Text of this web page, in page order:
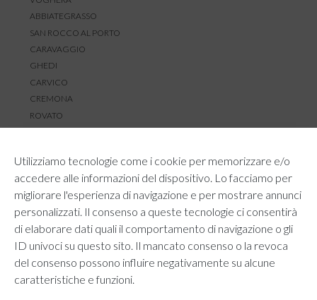
Utilizziamo tecnologie come i cookie per memorizzare e/o
accedere alle informazioni del dispositivo. Lo facciamo per
migliorare l'esperienza di navigazione e per mostrare annunci
personalizzati. Il consenso a queste tecnologie ci consentirà
di elaborare dati quali il comportamento di navigazione o gli
ID univoci su questo sito. Il mancato consenso o la revoca
del consenso possono influire negativamente su alcune
caratteristiche e funzioni.
ABBIATEGRASSO
SAN ROCCO AL PORTO
CARAVAGGIO
GHEDI
CARVICO
CREMONA
ROVATO
RESI E RIMBORSI
REGOLAMENTO LOYALTY
CONTATTACI